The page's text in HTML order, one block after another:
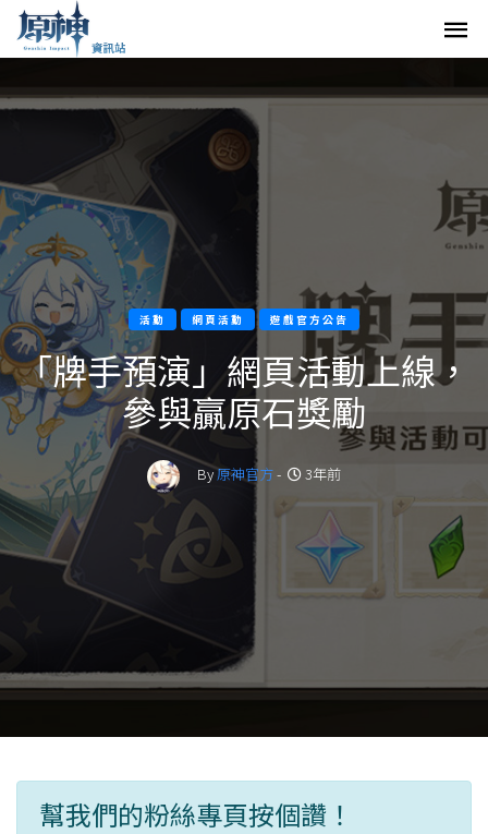
活動 網頁活動 遊戲官方公告
「牌手預演」網頁活動上線，
參與贏原石獎勵
By原神官方- 3年前
幫我們的粉絲專頁按個讚！